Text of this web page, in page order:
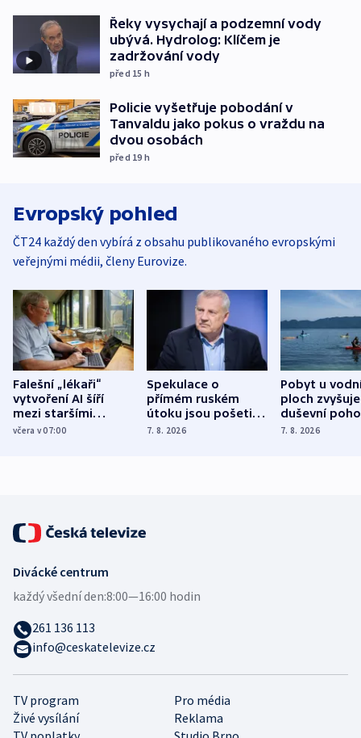
Řeky vysychají a podzemní vody
ubývá. Hydrolog: Klíčem je
zadržování vody
před 15 h
Policie vyšetřuje pobodání v
Tanvaldu jako pokus o vraždu na
dvou osobách
před 19 h
Evropský pohled
ČT24 každý den vybírá z obsahu publikovaného evropskými
veřejnými médii, členy Eurovize.
Falešní „lékaři“
vytvoření AI šíří
mezi staršími
Poláky nebezpečné
včera v 07:00
Spekulace o
přímém ruském
útoku jsou pošetilé,
míní estonský
7. 8. 2026
Pobyt u
ploch zvyšuje
duševní
ukázala
7. 8. 2026
TV program
Pro média
Živé vysílání
Reklama
Divácké centrum
každý všední den:8:00—16:00 hodin
261 136 113
info@ceskatelevize.cz